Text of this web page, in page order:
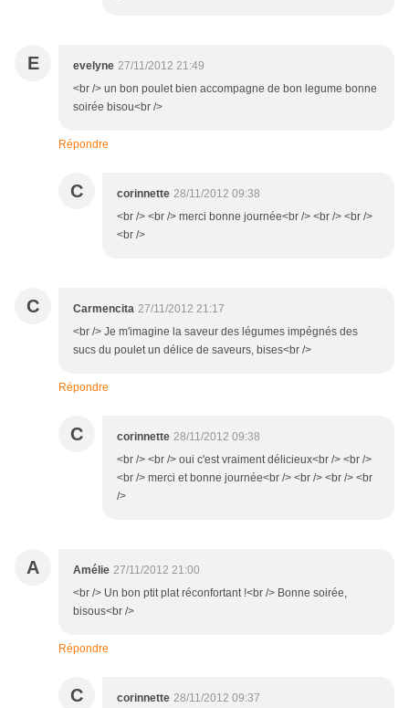
E evelyne 27/11/2012 21:49
<br /> un bon poulet bien accompagne de bon legume bonne
soirée bisou<br />
Répondre
C corinnette 28/11/2012 09:38
<br /> <br /> merci bonne journée<br /> <br /> <br />
<br />
C Carmencita 27/11/2012 21:17
<br /> Je m'imagine la saveur des légumes impégnés des
sucs du poulet un délice de saveurs, bises<br />
Répondre
C corinnette 28/11/2012 09:38
<br /> <br /> oui c'est vraiment délicieux<br /> <br />
<br /> merci et bonne journée<br /> <br /> <br /> <br
/>
A Amélie 27/11/2012 21:00
<br /> Un bon ptit plat réconfortant !<br /> Bonne soirée,
bisous<br />
Répondre
C corinnette 28/11/2012 09:37